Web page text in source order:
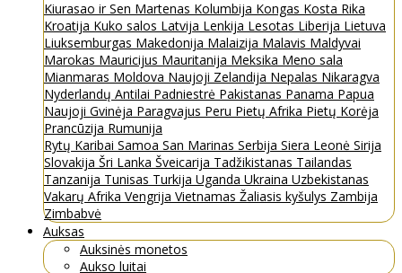
Kiurasao ir Sen Martenas Kolumbija Kongas Kosta Rika
Kroatija Kuko salos Latvija Lenkija Lesotas Liberija Lietuva
Liuksemburgas Makedonija Malaizija Malavis Maldyvai
Marokas Mauricijus Mauritanija Meksika Meno sala
Mianmaras Moldova Naujoji Zelandija Nepalas Nikaragva
Nyderlandų Antilai Padniestrė Pakistanas Panama Papua
Naujoji Gvinėja Paragvajus Peru Pietų Afrika Pietų Korėja
Prancūzija Rumunija
Rytų Karibai Samoa San Marinas Serbija Siera Leonė Sirija
Slovakija Šri Lanka Šveicarija Tadžikistanas Tailandas
Tanzanija Tunisas Turkija Uganda Ukraina Uzbekistanas
Vakarų Afrika Vengrija Vietnamas Žaliasis kyšulys Zambija
Zimbabvė
Auksas
Auksinės monetos
Aukso luitai